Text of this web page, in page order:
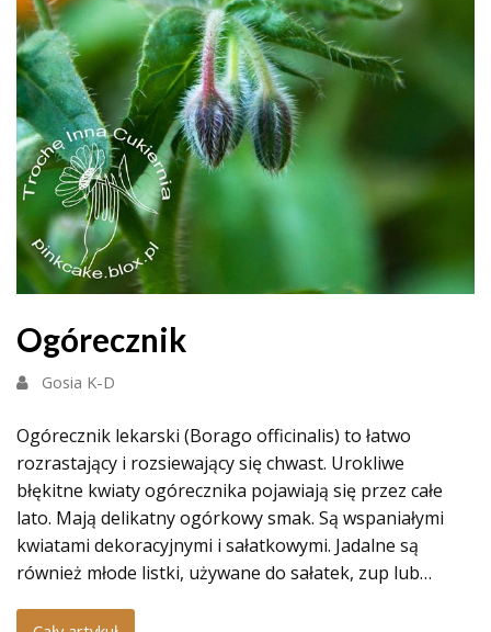
Ogórecznik
Gosia K-D
Ogórecznik lekarski (Borago officinalis) to łatwo
rozrastający i rozsiewający się chwast. Urokliwe
błękitne kwiaty ogórecznika pojawiają się przez całe
lato. Mają delikatny ogórkowy smak. Są wspaniałymi
kwiatami dekoracyjnymi i sałatkowymi. Jadalne są
również młode listki, używane do sałatek, zup lub…